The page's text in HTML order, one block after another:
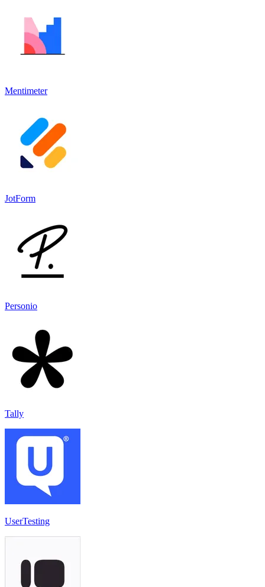
Mentimeter
JotForm
Personio
Tally
UserTesting